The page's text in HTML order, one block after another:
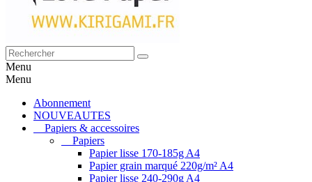
Menu
Menu
Abonnement
NOUVEAUTES
Papiers & accessoires
Papiers
Papier lisse 170-185g A4
Papier grain marqué 220g/m² A4
Papier lisse 240-290g A4